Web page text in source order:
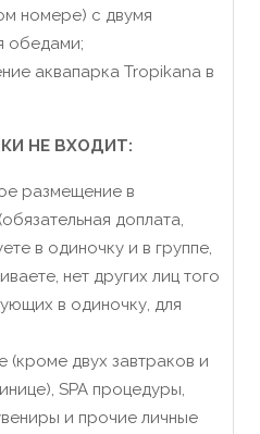
номере) с двумя
обедами;
аквапарка Tropikana в
НЕ ВХОДИТ:
размещение в
доплата,
в одиночку и в группе,
нет других лиц того
в одиночку, для
(кроме двух завтраков и
SPA процедуры,
и прочие личные